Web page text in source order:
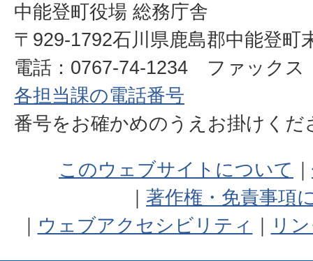
中能登町役場 総務庁舎
〒929-1792石川県鹿島郡中能登町
電話：0767-74-1234 ファックス
各担当課の電話番号
番号をお確かめのうえお掛けく
このウェブサイトについて
著作権・免責事項
ウェブアクセシビリティ
リ